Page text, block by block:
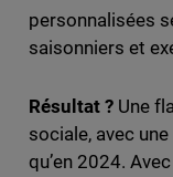
personnalisées
saisonniers et
Résultat ?Une
sociale, avec
qu’en 2024.